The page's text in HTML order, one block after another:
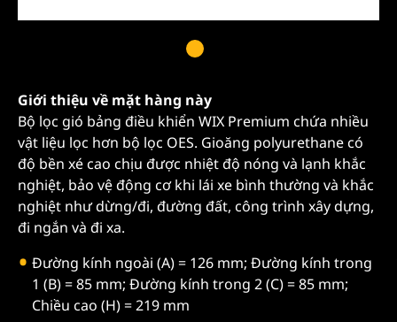
Giới thiệu về mặt hàng này
Bộ lọc gió bảng điều khiển WIX Premium chứa nhiều
vật liệu lọc hơn bộ lọc OES. Gioăng polyurethane có
độ bền xé cao chịu được nhiệt độ nóng và lạnh khắc
nghiệt, bảo vệ động cơ khi lái xe bình thường và khắc
nghiệt như dừng/đi, đường đất, công trình xây dựng,
đi ngắn và đi xa.
Đường kính ngoài (A) = 126 mm; Đường kính trong
1 (B) = 85 mm; Đường kính trong 2 (C) = 85 mm;
Chiều cao (H) = 219 mm